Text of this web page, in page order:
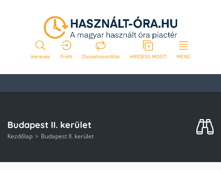
Keresés Profil Összehasonlítás HIRDESS MOST! MENÜ
Budapest II. kerület
Kezdőlap Budapest II. kerület